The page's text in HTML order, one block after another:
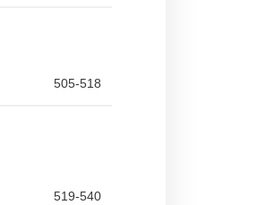
505-518
519-540